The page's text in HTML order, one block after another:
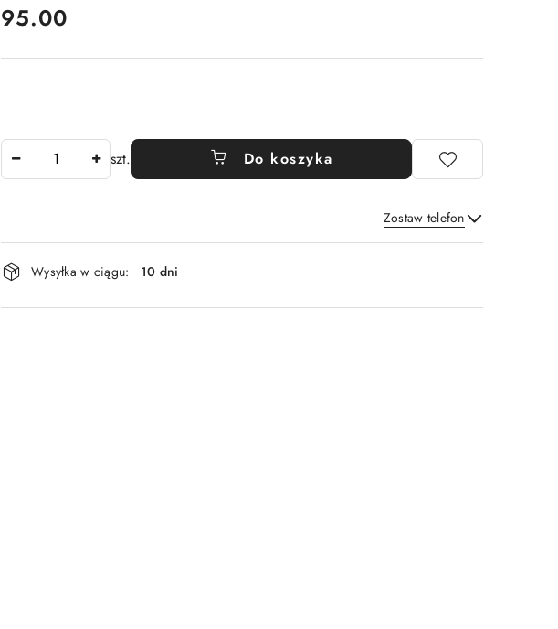
cena:
95.00
szt. Do koszyka
Zostaw telefon
Wyślij
Dostępność
i
dostawa
Wysyłka w ciągu: 10 dni